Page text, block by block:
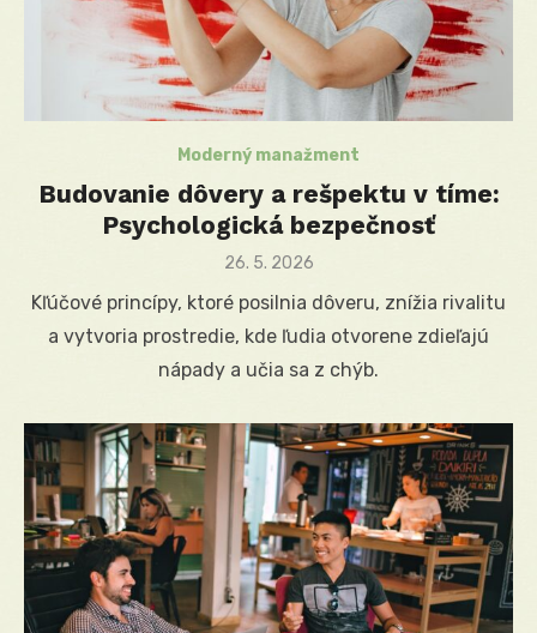
Moderný manažment
Budovanie dôvery a rešpektu v tíme:
Psychologická bezpečnosť
Posted
26. 5. 2026
Kľúčové princípy, ktoré posilnia dôveru, znížia rivalitu
a vytvoria prostredie, kde ľudia otvorene zdieľajú
nápady a učia sa z chýb.